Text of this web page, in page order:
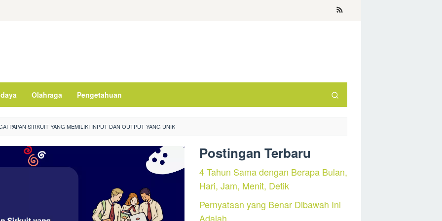
Olahraga Pengetahuan
PAPAN SIRKUIT YANG MEMILIKI INPUT DAN OUTPUT YANG UNIK
Postingan Terbaru
4 Tahun Sama dengan Berapa Bulan,
Hari, Jam, Menit, Detik
Pernyataan yang Benar Dibawah Ini
Adalah